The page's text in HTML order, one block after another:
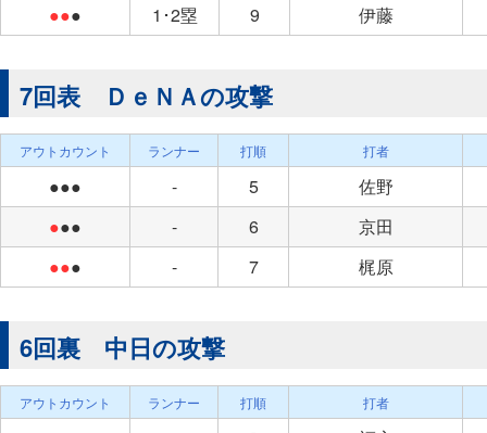
●●● 1･2塁 9 伊藤
7回表 ＤｅＮＡの攻撃
アウトカウント ランナー 打順 打者
●●● - 5
佐野
●●● - 6
京田
●●● - 7 梶原
6回裏 中日の攻撃
アウトカウント ランナー 打順 打者